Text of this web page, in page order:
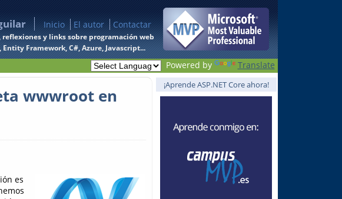
Inicio El autor Contactar
y links sobre programación web
Entity Framework, C#, Azure, Javascript...
Powered by Translate
wwwroot en
es
¡Aprende ASP.NET Core ahora!